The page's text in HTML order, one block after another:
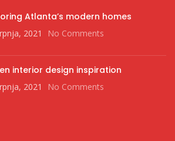
Atlanta’s modern homes
2021 No Comments
interior design inspiration
2021 No Comments